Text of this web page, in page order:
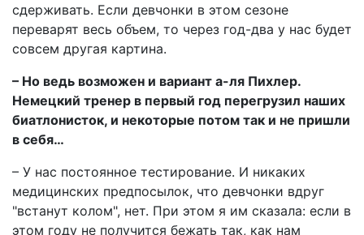
сдерживать. Если девчонки в этом сезоне
переварят весь объем, то через год-два у нас будет
совсем другая картина.
– Но ведь возможен и вариант а-ля Пихлер.
Немецкий тренер в первый год перегрузил наших
биатлонисток, и некоторые потом так и не пришли
в себя…
– У нас постоянное тестирование. И никаких
медицинских предпосылок, что девчонки вдруг
"встанут колом", нет. При этом я им сказала: если в
этом году не получится бежать так, как нам